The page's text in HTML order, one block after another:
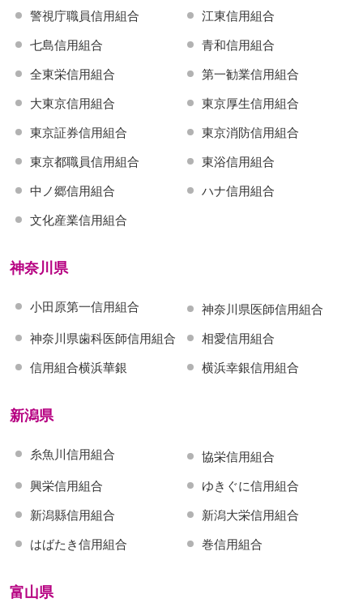
警視庁職員信用組合 江東信用組合
七島信用組合 青和信用組合
全東栄信用組合 第一勧業信用組合
大東京信用組合 東京厚生信用組合
東京証券信用組合 東京消防信用組合
東京都職員信用組合 東浴信用組合
中ノ郷信用組合 ハナ信用組合
文化産業信用組合
神奈川県
小田原第一信用組合 神奈川県医師信用組合
神奈川県歯科医師信用組合 相愛信用組合
信用組合横浜華銀 横浜幸銀信用組合
新潟県
糸魚川信用組合 協栄信用組合
興栄信用組合 ゆきぐに信用組合
新潟縣信用組合 新潟大栄信用組合
はばたき信用組合 巻信用組合
富山県